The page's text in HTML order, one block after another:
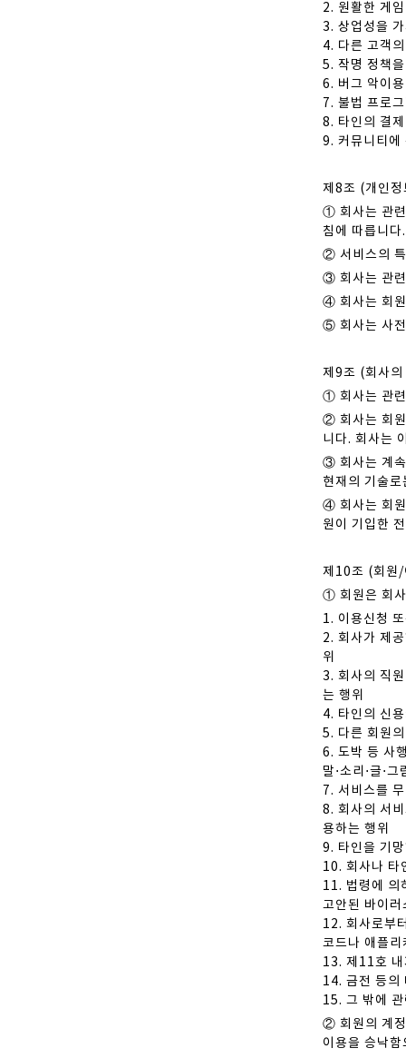
2. 원활한 게
3. 상업성을
4. 다른 고객
5. 작명 정책
6. 버그 악이
7. 불법 프로
8. 타인의 결
9. 커뮤니티에
제8조 (개인
① 회사는 관련
침에 따릅니
② 서비스의
③ 회사는 관련
④ 회사는 회원
⑤ 회사는 사전
제9조 (회사
① 회사는 관련
② 회사는 회원
니다. 회사는
③ 회사는 계속
현재의 기술
④ 회사는 회원
원이 기입한
제10조 (회원
① 회원은 회사
1. 이용신청
2. 회사가 제
위
3. 회사의 직
는 행위
4. 타인의 신
5. 다른 회원
6. 도박 등 사
말⋅소리⋅글⋅
7. 서비스를
8. 회사의 서
용하는 행위
9. 타인을 기
10. 회사나 타
11. 법령에 의
고안된 바이러
12. 회사로부
코드나 애플
13. 제11호 내
14. 금전 등의
15. 그 밖에
② 회원의 계정
이용을 승낙